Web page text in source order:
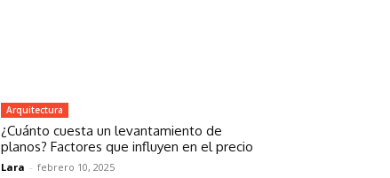
Arquitectura
¿Cuánto cuesta un levantamiento de
planos? Factores que influyen en el precio
Lara - febrero 10, 2025